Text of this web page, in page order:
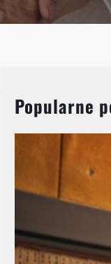
Popularne
Aikido:
filozofii
Aikido,
karate czy